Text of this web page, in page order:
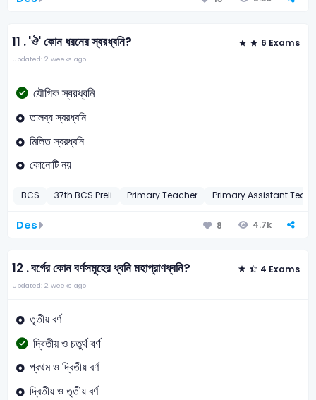
11 .'ঔ' কোন ধরনের স্বরধ্বনি? 6 Exams
Updated: 2 weeks ago
যৌগিক স্বরধ্বনি
তালব্য স্বরধ্বনি
মিলিত স্বরধ্বনি
কোনোটি নয়
BCS 37th BCS Preli Primary Teacher Primary Assistant
Des 8 4.7k
12 .বর্গের কোন বর্ণসমূহের ধ্বনি মহাপ্রাণধ্বনি? 4 Exams
Updated: 2 weeks ago
তৃতীয় বর্ণ
দ্বিতীয় ও চতুর্থ বর্ণ
প্রথম ও দ্বিতীয় বর্ণ
দ্বিতীয় ও তৃতীয় বর্ণ